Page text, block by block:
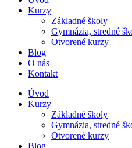
Kurzy
Základné školy
Gymnázia, stredné
Otvorené kurzy
Blog
O nás
Kontakt
Úvod
Kurzy
Základné školy
Gymnázia, stredné
Otvorené kurzy
Blog